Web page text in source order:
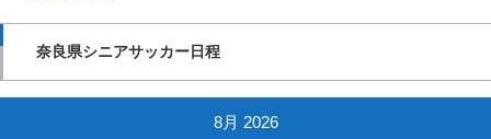
奈良県シニアサッカー日程
8月 2026